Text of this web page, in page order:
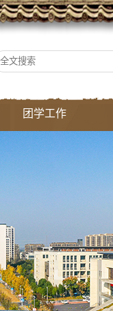
团学工作